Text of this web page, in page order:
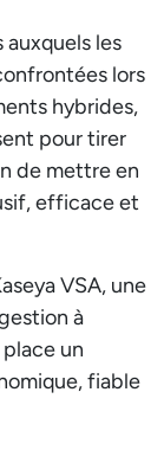
les
lors
hybrides,
pour tirer
de mettre en
efficace et
VSA, une
à
un
fiable